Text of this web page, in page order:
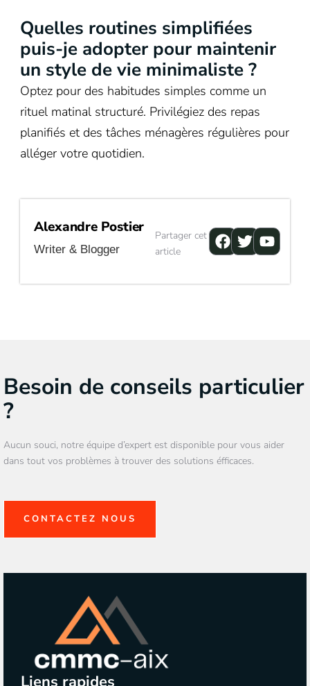
Quelles routines simplifiées
puis-je adopter pour maintenir
un style de vie minimaliste ?
Optez pour des habitudes simples comme un
rituel matinal structuré. Privilégiez des repas
planifiés et des tâches ménagères régulières pour
alléger votre quotidien.
Alexandre Postier
Writer & Blogger
Partager cet
article
Facebook
Twitter
Besoin de conseils particulier
?
Aucun souci, notre équipe d’expert est disponible pour vous aider
dans tout vos problèmes à trouver des solutions éfficaces.
CONTACTEZ NOUS